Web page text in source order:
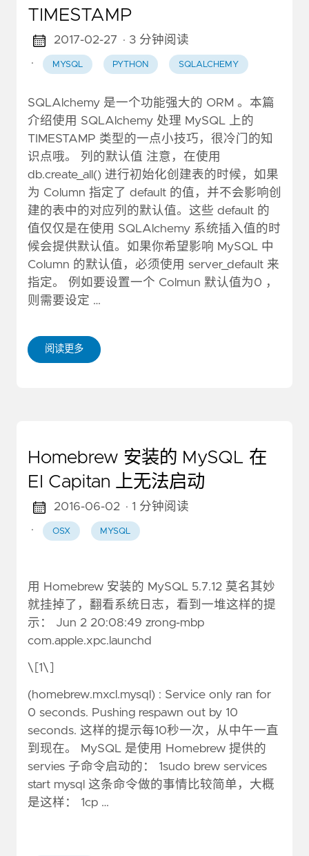
TIMESTAMP
2017-02-27 · 3 分钟阅读
·
MYSQL PYTHON SQLALCHEMY
SQLAlchemy 是一个功能强大的 ORM 。本篇
介绍使用 SQLAlchemy 处理 MySQL 上的
TIMESTAMP 类型的一点小技巧，很冷门的知
识点哦。 列的默认值 注意，在使用
db.create_all() 进行初始化创建表的时候，如果
为 Column 指定了 default 的值，并不会影响创
建的表中的对应列的默认值。这些 default 的
值仅仅是在使用 SQLAlchemy 系统插入值的时
候会提供默认值。如果你希望影响 MySQL 中
Column 的默认值，必须使用 server_default 来
指定。 例如要设置一个 Colmun 默认值为0 ，
则需要设定 …
阅读更多
Homebrew 安装的 MySQL 在
EI Capitan 上无法启动
2016-06-02 · 1 分钟阅读
·
OSX MYSQL
用 Homebrew 安装的 MySQL 5.7.12 莫名其妙
就挂掉了，翻看系统日志，看到一堆这样的提
示： Jun 2 20:08:49 zrong-mbp
com.apple.xpc.launchd
\[1\]
(homebrew.mxcl.mysql) : Service only ran for
0 seconds. Pushing respawn out by 10
seconds. 这样的提示每10秒一次，从中午一直
到现在。 MySQL 是使用 Homebrew 提供的
servies 子命令启动的： 1sudo brew services
start mysql 这条命令做的事情比较简单，大概
是这样： 1cp …